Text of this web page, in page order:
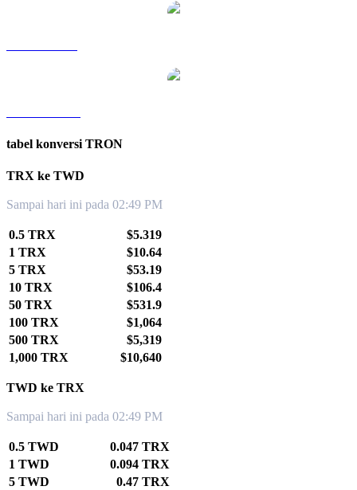
tabel konversi TRON
TRX ke TWD
Sampai hari ini pada 02:49 PM
0.5 TRX
$5.319
1 TRX
$10.64
5 TRX
$53.19
10 TRX
$106.4
50 TRX
$531.9
100 TRX
$1,064
500 TRX
$5,319
1,000 TRX
$10,640
TWD ke TRX
Sampai hari ini pada 02:49 PM
0.5 TWD
0.047 TRX
1 TWD
0.094 TRX
5 TWD
0.47 TRX